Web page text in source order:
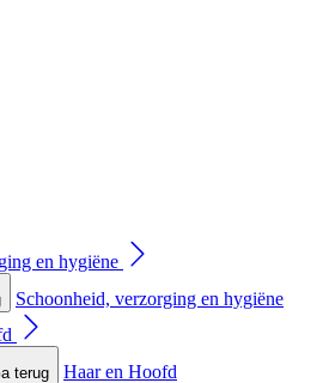
en hygiëne
Schoonheid, verzorging en hygiëne
terug
Haar en Hoofd